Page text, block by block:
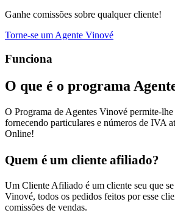
Ganhe comissões sobre qualquer cliente!
Torne-se um Agente Vinové
Funciona
O que é o programa
O Programa de Agentes Vinové permite-lhe
fornecendo particulares e números de IVA
Online!
Quem é um cliente afiliado?
Um Cliente Afiliado é um cliente seu que
Vinové, todos os pedidos feitos por esse
comissões de vendas.